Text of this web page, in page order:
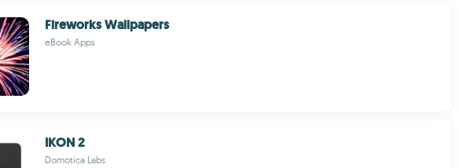
Fireworks Wallpapers
eBook Apps
IKON 2
Domotica Labs